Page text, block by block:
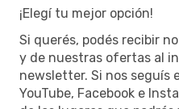
¡Elegí tu mejor opción!
Si querés, podés recibir
y de nuestras ofertas al
newsletter. Si nos seguís
YouTube, Facebook e